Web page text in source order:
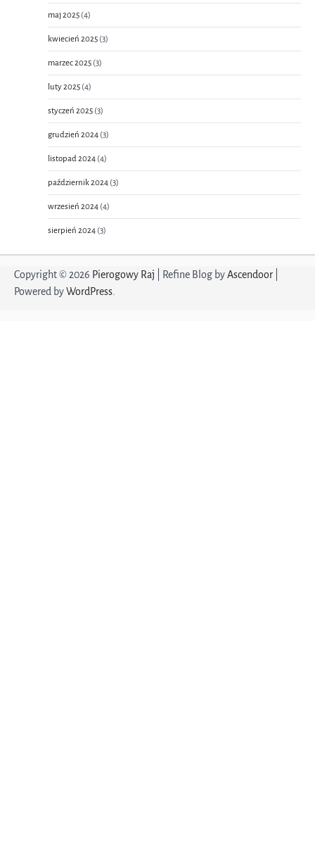
maj 2025 (4)
kwiecień 2025 (3)
marzec 2025 (3)
luty 2025 (4)
styczeń 2025 (3)
grudzień 2024 (3)
listopad 2024 (4)
październik 2024 (3)
wrzesień 2024 (4)
sierpień 2024 (3)
Copyright © 2026 Pierogowy Raj | Refine Blog byAscendoor
Powered byWordPress